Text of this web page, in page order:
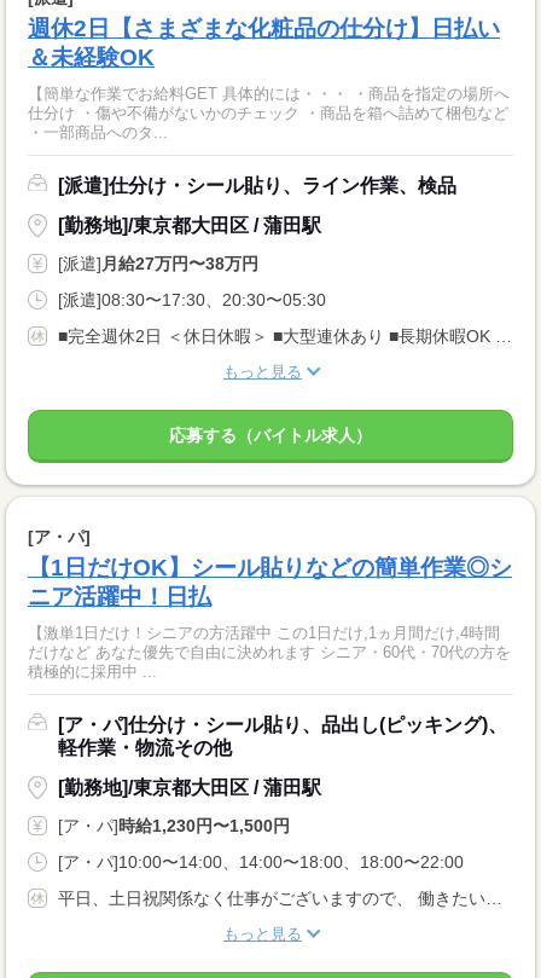
週休2日【さまざまな化粧品の仕分け】日払い
＆未経験OK
【簡単な作業でお給料GET 具体的には・・・ ・商品を指定の場所へ
仕分け ・傷や不備がないかのチェック ・商品を箱へ詰めて梱包など
・一部商品へのタ...
[派遣]仕分け・シール貼り、ライン作業、検品
[勤務地]/東京都大田区 / 蒲田駅
[派遣] 月給27万円〜38万円
[派遣]08:30〜17:30、20:30〜05:30
もっと見る
応募する（バイトル求人）
[ア・パ]
【1日だけOK】シール貼りなどの簡単作業◎シ
ニア活躍中！日払
【激単1日だけ！シニアの方活躍中 この1日だけ,1ヵ月間だけ,4時間
だけなど あなた優先で自由に決めれます シニア・60代・70代の方を
積極的に採用中 ...
[ア・パ]仕分け・シール貼り、品出し(ピッキング)、
軽作業・物流その他
[勤務地]/東京都大田区 / 蒲田駅
[ア・パ]時給1,230円〜1,500円
[ア・パ]10:00〜14:00、14:00〜18:00、18:00〜22:00
もっと見る